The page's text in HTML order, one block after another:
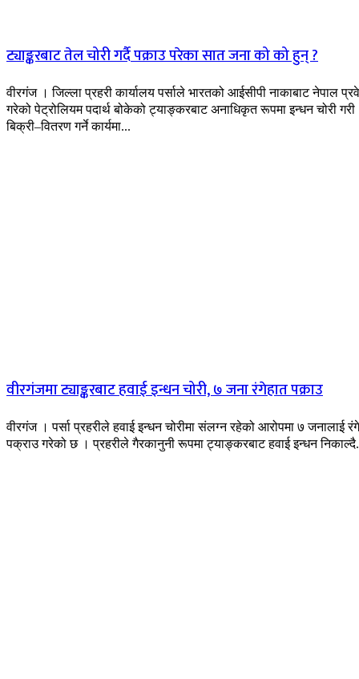
ट्याङ्करबाट तेल चोरी गर्दै पक्राउ परेका सात जना को को हुन् ?
वीरगंज । जिल्ला प्रहरी कार्यालय पर्साले भारतको आईसीपी नाकाबाट नेपाल
गरेको पेट्रोलियम पदार्थ बोकेको ट्याङ्करबाट अनाधिकृत रूपमा इन्धन चोरी गरी
बिक्री–वितरण गर्ने कार्यमा...
वीरगंजमा ट्याङ्करबाट हवाई इन्धन चोरी, ७ जना रंगेहात पक्राउ
वीरगंज । पर्सा प्रहरीले हवाई इन्धन चोरीमा संलग्न रहेको आरोपमा ७ जनालाई
पक्राउ गरेको छ । प्रहरीले गैरकानुनी रूपमा ट्याङ्करबाट हवाई इन्धन